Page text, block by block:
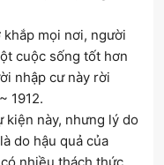
mọi nơi, người
cuộc sống tốt hơn
nhập cư này rời
1912.
kiện này, nhưng lý do
do hậu quả của